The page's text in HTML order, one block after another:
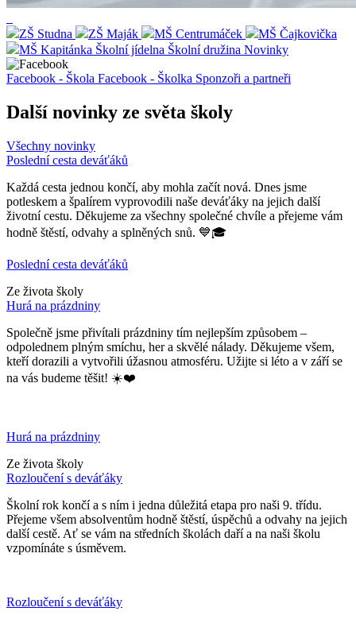
ZŠ Studna ZŠ Maják MŠ Centrumáček
MŠ Čajkovička
MŠ Kapitánka Školní jídelna Školní družina Novinky
Facebook - Škola Facebook - Školka Sponzoři a partneři
Další novinky ze světa školy
Všechny novinky
Poslední cesta deváťáků
Každá cesta jednou končí, aby mohla začít nová. Dnes jsme
potleskem a špalírem vyprovodili naše deváťáky na jejich další
životní cestu. Děkujeme za všechny společné chvíle a přejeme vám
hodně štěstí, odvahy a splněných snů. 💙🎓
Poslední cesta deváťáků
Ze života školy
Hurá na prázdniny
Společně jsme přivítali prázdniny tím nejlepším způsobem –
odpolednem plným smíchu, her a skvělé nálady. Děkujeme všem,
kteří dorazili a vytvořili úžasnou atmosféru. Užijte si léto a v září se
na vás budeme těšit! ☀️❤️
Hurá na prázdniny
Ze života školy
Rozloučení s deváťáky
Školní rok končí a s ním i jedna důležitá etapa pro naši 9. třídu.
Přejeme všem absolventům hodně štěstí, úspěchů a odvahy na jejich
další cestě. Ať se vám na středních školách daří a na naši školu
vzpomínáte s úsměvem.
Rozloučení s deváťáky